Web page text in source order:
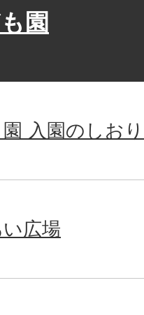
園
入園のしおり
広場